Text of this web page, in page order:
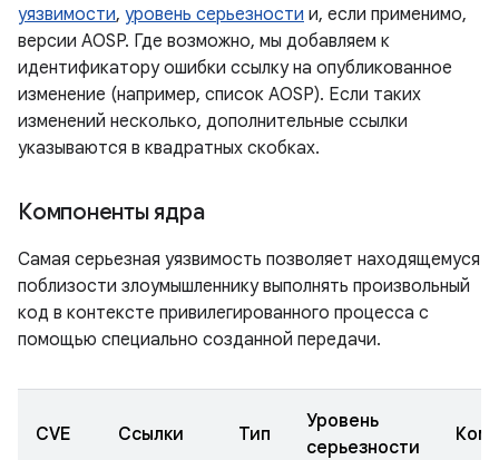
уязвимости, уровень серьезности и, если применимо,
версии AOSP. Где возможно, мы добавляем к
идентификатору ошибки ссылку на опубликованное
изменение (например, список AOSP). Если таких
изменений несколько, дополнительные ссылки
указываются в квадратных скобках.
Компоненты ядра
Самая серьезная уязвимость позволяет находящемуся
поблизости злоумышленнику выполнять произвольный
код в контексте привилегированного процесса с
помощью специально созданной передачи.
CVE Ссылки Тип
Уровень
серьезности